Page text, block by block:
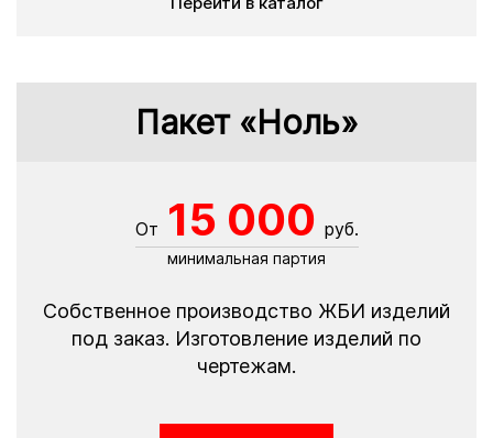
Пакет «Ноль»
От 15 000 руб.
минимальная партия
Собственное производство ЖБИ изделий
под заказ. Изготовление изделий по
чертежам.